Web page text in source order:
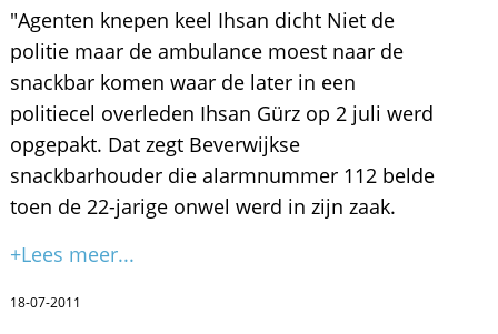
"Agenten knepen keel Ihsan dicht Niet de
politie maar de ambulance moest naar de
snackbar komen waar de later in een
politiecel overleden Ihsan Gürz op 2 juli werd
opgepakt. Dat zegt Beverwijkse
snackbarhouder die alarmnummer 112 belde
toen de 22-jarige onwel werd in zijn zaak.
+Lees meer...
18-07-2011